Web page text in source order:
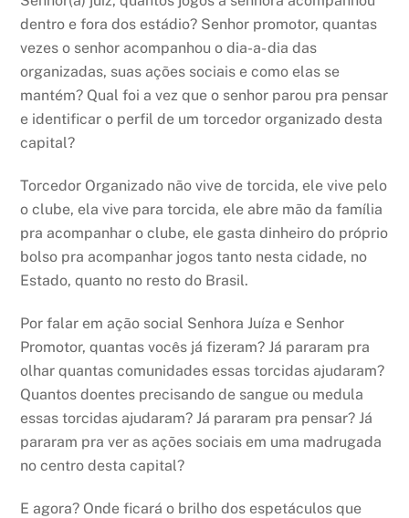
dentro e fora dos estádio? Senhor promotor, quantas
vezes o senhor acompanhou o dia-a- dia das
organizadas, suas ações sociais e como elas se
mantém? Qual foi a vez que o senhor parou pra pensar
e identificar o perfil de um torcedor organizado desta
capital?
Torcedor Organizado não vive de torcida, ele vive pelo
o clube, ela vive para torcida, ele abre mão da família
pra acompanhar o clube, ele gasta dinheiro do próprio
bolso pra acompanhar jogos tanto nesta cidade, no
Estado, quanto no resto do Brasil.
Por falar em ação social Senhora Juíza e Senhor
Promotor, quantas vocês já fizeram? Já pararam pra
olhar quantas comunidades essas torcidas ajudaram?
Quantos doentes precisando de sangue ou medula
essas torcidas ajudaram? Já pararam pra pensar? Já
pararam pra ver as ações sociais em uma madrugada
no centro desta capital?
E agora? Onde ficará o brilho dos espetáculos que